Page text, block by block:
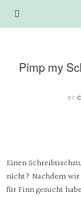
Pimp my
BY
Einen
nicht? Nachdem
für Finn gesucht